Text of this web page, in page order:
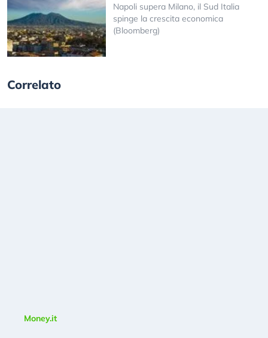
Napoli supera Milano, il Sud Italia
spinge la crescita economica
(Bloomberg)
Correlato
Money.it